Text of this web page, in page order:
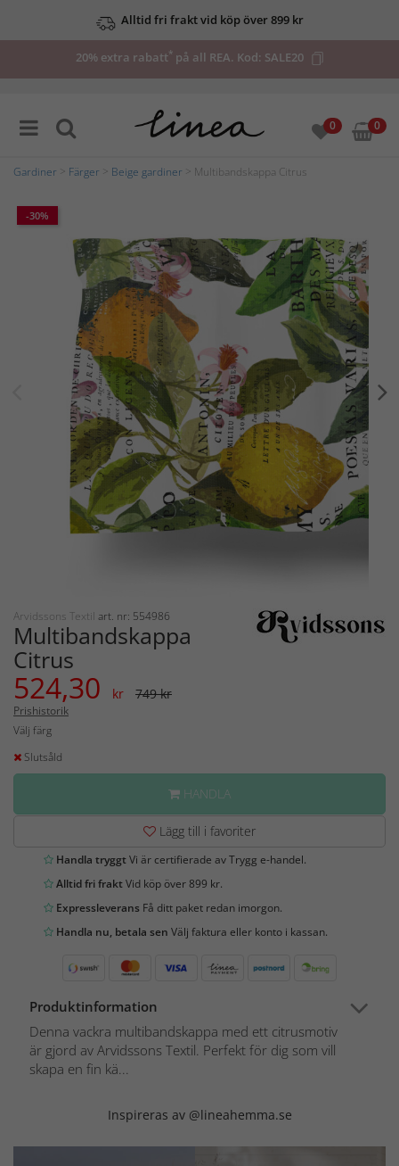
Alltid fri frakt vid köp över 899 kr
20% extra rabatt*på all REA. Kod: SALE20
0 0
Gardiner Färger Beige gardiner > Multibandskappa Citrus
-30%
Arvidssons Textil art. nr: 554986
Multibandskappa
Citrus
524,30 kr 749 kr
Prishistorik
Välj färg
Slutsåld
HANDLA
Lägg till i favoriter
Handla tryggtVi är certifierade av Trygg e-handel.
Alltid fri fraktVid köp över 899 kr.
Expressleverans Få ditt paket redan imorgon.
Handla nu, betala sen Välj faktura eller konto i kassan.
Produktinformation
Denna vackra multibandskappa med ett citrusmotiv
är gjord av Arvidssons Textil. Perfekt för dig som vill
skapa en fin kä...
Inspireras av @lineahemma.se